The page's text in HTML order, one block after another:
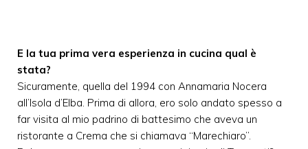
E la tua prima vera esperienza in cucina qual è
stata?
Sicuramente, quella del 1994 con Annamaria Nocera
all’Isola d’Elba. Prima di allora, ero solo andato spesso a
far visita al mio padrino di battesimo che aveva un
ristorante a Crema che si chiamava “Marechiaro”.